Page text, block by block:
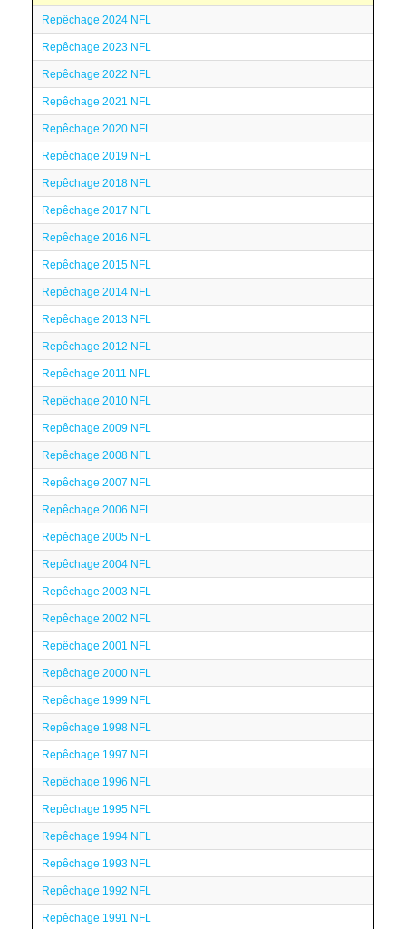
Repêchage 2024 NFL
Repêchage 2023 NFL
Repêchage 2022 NFL
Repêchage 2021 NFL
Repêchage 2020 NFL
Repêchage 2019 NFL
Repêchage 2018 NFL
Repêchage 2017 NFL
Repêchage 2016 NFL
Repêchage 2015 NFL
Repêchage 2014 NFL
Repêchage 2013 NFL
Repêchage 2012 NFL
Repêchage 2011 NFL
Repêchage 2010 NFL
Repêchage 2009 NFL
Repêchage 2008 NFL
Repêchage 2007 NFL
Repêchage 2006 NFL
Repêchage 2005 NFL
Repêchage 2004 NFL
Repêchage 2003 NFL
Repêchage 2002 NFL
Repêchage 2001 NFL
Repêchage 2000 NFL
Repêchage 1999 NFL
Repêchage 1998 NFL
Repêchage 1997 NFL
Repêchage 1996 NFL
Repêchage 1995 NFL
Repêchage 1994 NFL
Repêchage 1993 NFL
Repêchage 1992 NFL
Repêchage 1991 NFL